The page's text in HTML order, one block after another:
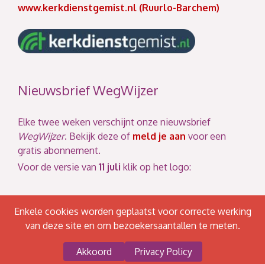
www.kerkdienstgemist.nl (Ruurlo-Barchem)
Nieuwsbrief WegWijzer
Elke twee weken verschijnt onze nieuwsbrief
WegWijzer. Bekijk deze of meld je aan voor een
gratis abonnement.
Voor de versie van 11 juli klik op het logo:
© 2026 PKN Ruurlo - Barchem
Enkele cookies worden geplaatst voor correcte werking
van deze site en om bezoekersaantallen te meten.
Akkoord Privacy Policy